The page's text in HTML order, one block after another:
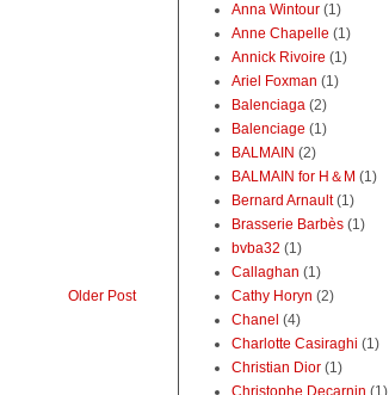
Older Post
Anna Wintour (1)
Anne Chapelle (1)
Annick Rivoire (1)
Ariel Foxman (1)
Balenciaga (2)
Balenciage (1)
BALMAIN (2)
BALMAIN for H＆M (1)
Bernard Arnault (1)
Brasserie Barbès (1)
bvba32 (1)
Callaghan (1)
Cathy Horyn (2)
Chanel (4)
Charlotte Casiraghi (1)
Christian Dior (1)
Christophe Decarnin (1)